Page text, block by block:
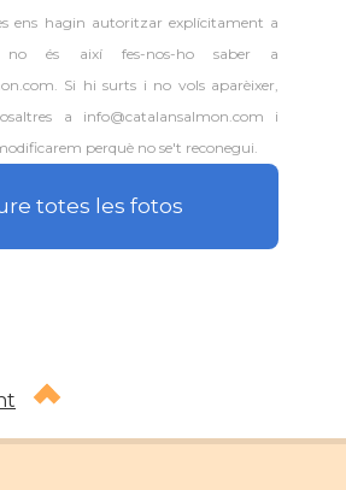
ens hagin autoritzar explícitament a
no és així fes-nos-ho saber a
Si hi surts i no vols aparèixer,
a info@catalansalmon.com i
perquè no se't reconegui.
totes les fotos